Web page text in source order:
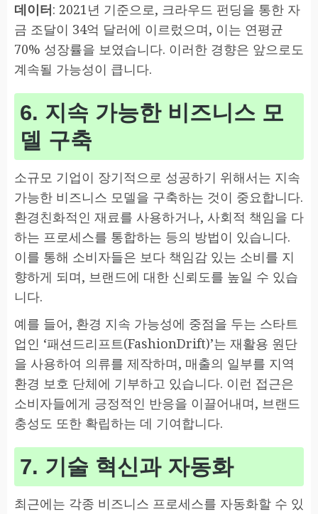
데이터: 2021년 기준으로, 크라우드 펀딩을 통한 자
금 조달이 34억 달러에 이르렀으며, 이는 연평균
70% 성장률을 보였습니다. 이러한 경향은 앞으로도
계속될 가능성이 큽니다.
6. 지속 가능한 비즈니스 모
델 구축
소규모 기업이 장기적으로 성공하기 위해서는 지속
가능한 비즈니스 모델을 구축하는 것이 중요합니다.
환경친화적인 재료를 사용하거나, 사회적 책임을 다
하는 프로세스를 통합하는 등의 방법이 있습니다.
이를 통해 소비자들은 보다 책임감 있는 소비를 지
향하게 되며, 브랜드에 대한 신뢰도를 높일 수 있습
니다.
예를 들어, 환경 지속 가능성에 중점을 두는 스타트
업인 ‘패션드리프트(FashionDrift)’는 재활용 원단
을 사용하여 의류를 제작하며, 매출의 일부를 지역
환경 보호 단체에 기부하고 있습니다. 이런 접근은
소비자들에게 긍정적인 반응을 이끌어내며, 브랜드
충성도 또한 확립하는 데 기여합니다.
7. 기술 혁신과 자동화
최근에는 각종 비즈니스 프로세스를 자동화할 수 있